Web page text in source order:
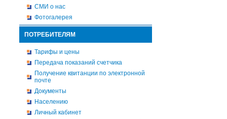
СМИ о нас
Фотогалерея
ПОТРЕБИТЕЛЯМ
Тарифы и цены
Передача показаний счетчика
Получение квитанции по электронной
почте
Документы
Населению
Личный кабинет